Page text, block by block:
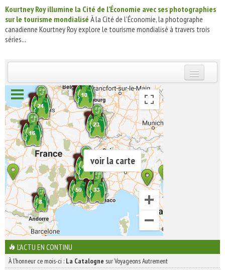
Kourtney Roy illumine la Cité de l’Économie avec ses photographies
sur le tourisme mondialisé À la Cité de l’Économie, la photographe
canadienne Kourtney Roy explore le tourisme mondialisé à travers trois
séries...
INSCRIVEZ-VOUS | ABONNEZ-VOUS
voir la carte
L'ACTU EN CONTINU
À l'honneur ce mois-ci : La Catalogne sur Voyageons Autrement